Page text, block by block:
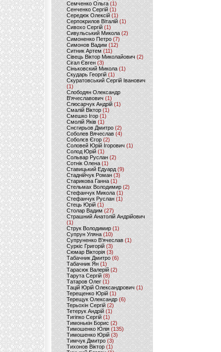
Семченко Ольга (1)
Сенченко Сергій(1)
Середюк Олексій(1)
Серпокрилов Віталій(1)
Сивохо Сергій(1)
Сивульський Микола(2)
Симоненко Петро(7)
Симонов Вадим (12)
Ситник Артем(11)
Сівець Віктор Миколайович(2)
Сігал Євген (3)
Сіньковский Микола(1)
Скударь Георгій (1)
Скуратовський Сергій Іванович
(1)
Слободян Олександр
В'ячеславович(1)
Слюсарчук Андрій(1)
Смалій Віктор (1)
Смешко Ігор (1)
Смолій Яків (1)
Снєгирьов Дмитро (2)
Соболев Вячеслав (4)
Соболєв Єгор(2)
Соловей Юрій Ігорович (1)
Солод Юрій (1)
Сольвар Руслан (2)
Сотнік Олена(1)
Ставицький Едуард (9)
Стаднійчук Роман(3)
Старикова Ганна (1)
Стельмах Володимир(2)
Стефанчук Микола (1)
Стефанчук Руслан (1)
Стець Юрій (1)
Столар Вадим(27)
Страшний Анатолій Андрійович
(1)
Струк Володимир (1)
Супрун Уляна (10)
Супруненко В'ячеслав (1)
Суркіс Григорій (3)
Сюмар Вікторія (3)
Табачник Дмитро (6)
Табачник Ян(1)
Тарасюк Валерій (2)
Тарута Сергій (8)
Татаров Олег(1)
Тацій Юрій Олександрович(1)
Терещенко Юрій(1)
Терещук Олександр(6)
Терьохін Сергій (2)
Тетерук Андрій (1)
Тигіпко Сергій(1)
Тимонькін Борис (2)
Тимошенко Юлія (135)
Тимошенко Юрій(3)
Тимчук Дмитро (3)
Тихонов Віктор (1)